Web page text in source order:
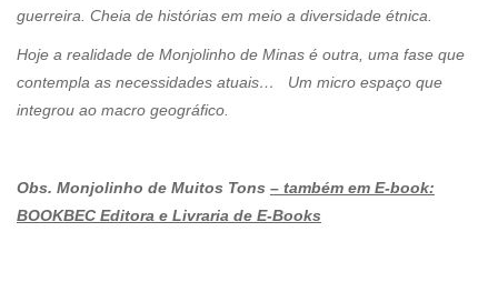
guerreira. Cheia de histórias em meio a diversidade étnica.
Hoje a realidade de Monjolinho de Minas é outra, uma fase que
contempla as necessidades atuais… Um micro espaço que
integrou ao macro geográfico.
Obs. Monjolinho de Muitos Tons – também em E-book:
BOOKBEC Editora e Livraria de E-Books